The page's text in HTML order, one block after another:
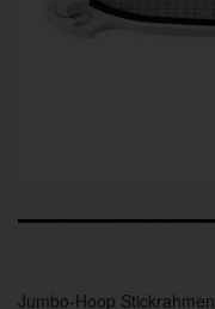
Jumbo-Hoop Stickrahmen